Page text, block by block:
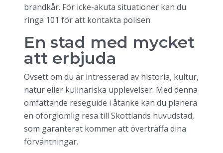
brandkår. För icke-akuta situationer kan du
ringa 101 för att kontakta polisen.
En stad med mycket
att erbjuda
Ovsett om du är intresserad av historia, kultur,
natur eller kulinariska upplevelser. Med denna
omfattande reseguide i åtanke kan du planera
en oförglömlig resa till Skottlands huvudstad,
som garanterat kommer att överträffa dina
förväntningar.